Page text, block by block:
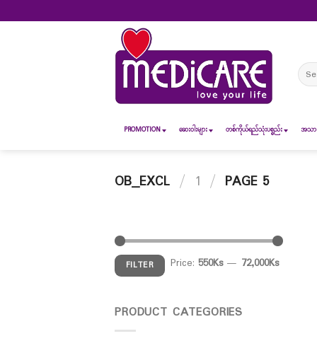
to
for:
PROMOTION ဆေး၀ါးများ တစ်ကိုယ်ရည်သုံးပစ္စည်း အသာ
OB_EXCL / 1 / PAGE 5
FILTER Price: 550Ks— 72,000Ks
PRODUCT CATEGORIES